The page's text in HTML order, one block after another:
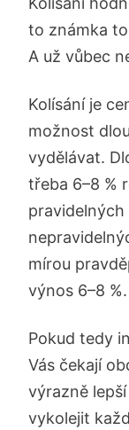
to známka
A už vůbec
Kolísání je
možnost
vydělávat.
třeba 6–8 %
mírou
výnos 6–8 %.
Pokud tedy
Vás čekají
výrazně
vykolejit